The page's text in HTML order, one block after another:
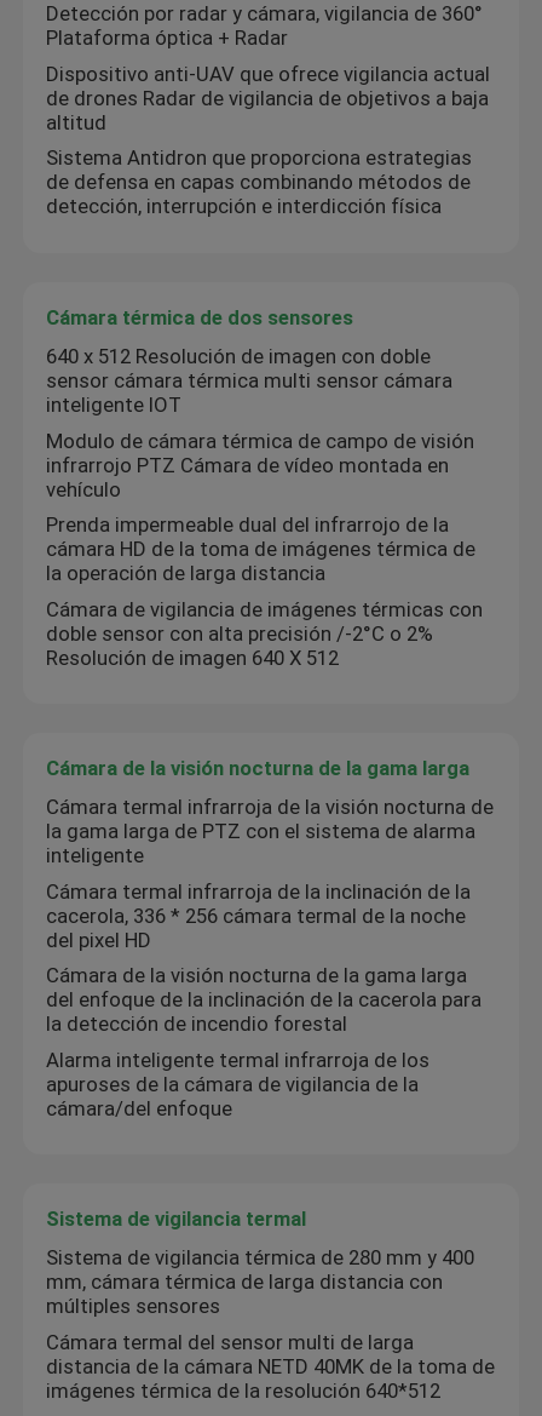
En casa.
Productos
Sobre nosotros
Detección por radar y cámara, vigilancia de 360°
Plataforma óptica + Radar
Dispositivo anti-UAV que ofrece vigilancia actual
de drones Radar de vigilancia de objetivos a baja
altitud
Sistema Antidron que proporciona estrategias
de defensa en capas combinando métodos de
detección, interrupción e interdicción física
Cámara térmica de dos sensores
640 x 512 Resolución de imagen con doble
sensor cámara térmica multi sensor cámara
inteligente IOT
Modulo de cámara térmica de campo de visión
infrarrojo PTZ Cámara de vídeo montada en
vehículo
Prenda impermeable dual del infrarrojo de la
cámara HD de la toma de imágenes térmica de
la operación de larga distancia
Cámara de vigilancia de imágenes térmicas con
doble sensor con alta precisión /-2°C o 2%
Resolución de imagen 640 X 512
Cámara de la visión nocturna de la gama larga
Cámara termal infrarroja de la visión nocturna de
la gama larga de PTZ con el sistema de alarma
inteligente
Cámara termal infrarroja de la inclinación de la
cacerola, 336 * 256 cámara termal de la noche
del pixel HD
Cámara de la visión nocturna de la gama larga
del enfoque de la inclinación de la cacerola para
la detección de incendio forestal
Alarma inteligente termal infrarroja de los
apuroses de la cámara de vigilancia de la
cámara/del enfoque
Sistema de vigilancia termal
Sistema de vigilancia térmica de 280 mm y 400
mm, cámara térmica de larga distancia con
múltiples sensores
Cámara termal del sensor multi de larga
distancia de la cámara NETD 40MK de la toma de
imágenes térmica de la resolución 640*512